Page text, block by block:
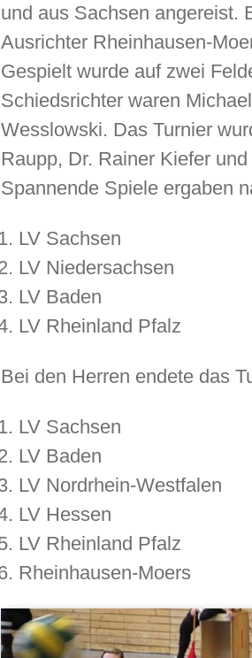
und aus Sachsen angereist.
Ausrichter Rheinhausen-
Gespielt wurde auf zwei
Schiedsrichter waren
Wesslowski. Das Turnier
Raupp, Dr. Rainer Kiefer
Spannende Spiele ergaben
LV Sachsen
LV Niedersachsen
LV Baden
LV Rheinland Pfalz
Bei den Herren endete das
LV Sachsen
LV Baden
LV Nordrhein-Westfalen
LV Hessen
LV Rheinland Pfalz
Rheinhausen-Moers